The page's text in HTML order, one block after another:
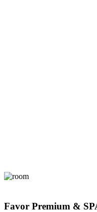
Favor Premium &